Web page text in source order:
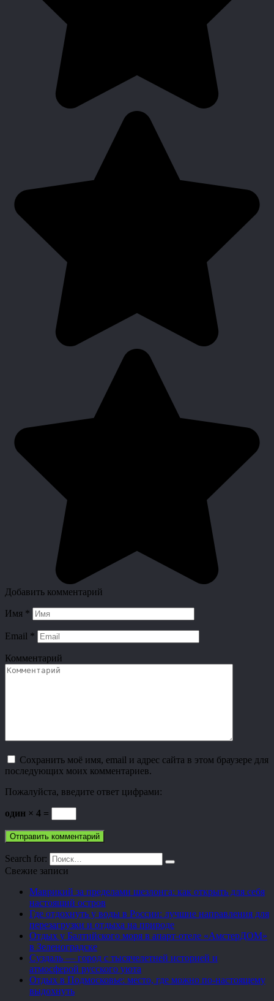
Добавить комментарий
Имя *
Email *
Комментарий
Сохранить моё имя, email и адрес сайта в этом браузере для
последующих моих комментариев.
Пожалуйста, введите ответ цифрами:
один × 4 =
Search for:
Свежие записи
Маврикий за пределами шезлонга: как открыть для себя
настоящий остров
Где отдохнуть у воды в России: лучшие направления для
перезагрузки и отдыха на природе
Отдых у Балтийского моря в апарт-отеле «АмстерДОМ»
в Зеленоградске
Суздаль — город с тысячелетней историей и
атмосферой русского уюта
Отдых в Подмосковье: место, где можно по-настоящему
выдохнуть